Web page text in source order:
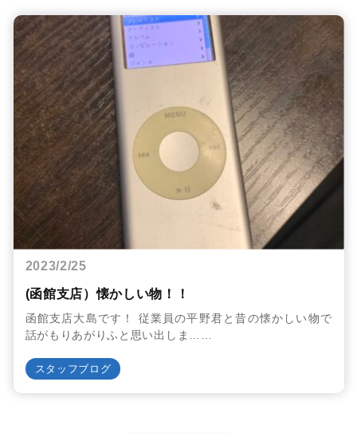
2023/2/25
(函館支店）懐かしい物！！
函館支店大島です！ 従業員の平野君と昔の懐かしい物で
話がもりあがりふと思い出しま……
スタッフブログ